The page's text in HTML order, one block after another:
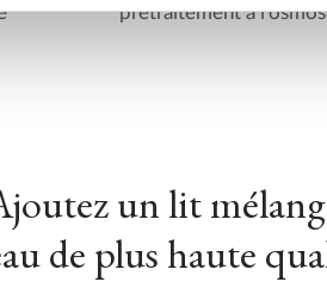
prétraitement à
un lit
de plus haute